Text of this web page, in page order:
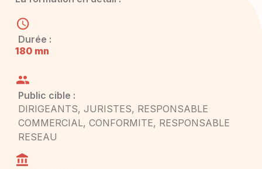
Durée :
180 mn
Public cible :
DIRIGEANTS, JURISTES, RESPONSABLE
COMMERCIAL, CONFORMITE, RESPONSABLE
RESEAU